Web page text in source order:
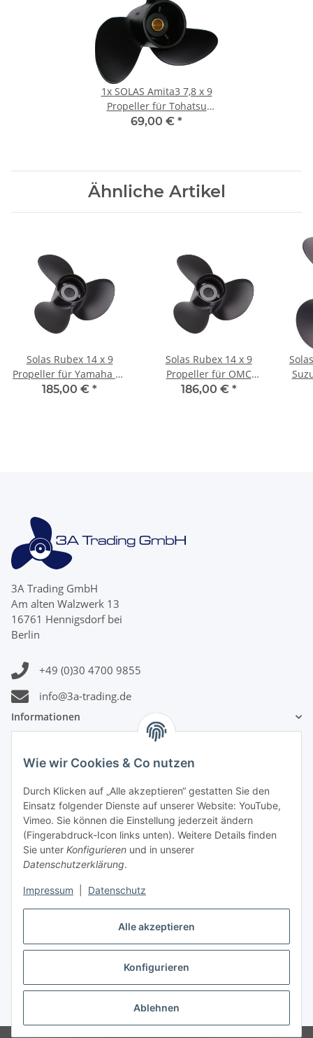
Alle akzeptieren
Konfigurieren
Ablehnen
Wie wir Cookies & Co nutzen
Durch Klicken auf „Alle akzeptieren“ gestatten Sie den
Einsatz folgender Dienste auf unserer Website: YouTube,
Vimeo. Sie können die Einstellung jederzeit ändern
(Fingerabdruck-Icon links unten). Weitere Details finden
Sie unter Konfigurieren und in unserer
Datenschutzerklärung.
Impressum Datenschutz
1x SOLAS Amita3 7,8 x 9
Propeller für Tohatsu
Nissan 4-6PS 12 Zähne
69,00 € *
Ähnliche Artikel
Solas Rubex 14 x 9
Propeller für Yamaha 60
70 75 80 90 100 PS 3
185,00 € *
Solas Rubex 14 x 9
Propeller für OMC
Modell 400 120 - 140 PS
186,00 € *
3A Trading GmbH
Am alten Walzwerk 13
16761 Hennigsdorf bei
Berlin
+49 (0)30 4700 9855
info@3a-trading.de
Informationen
Gesetzliche Informationen
Zahlungsinformationen
Versandinformationen
Vertrag widerrufen
* Alle Preise inkl. gesetzlicher USt., zzgl.Versand